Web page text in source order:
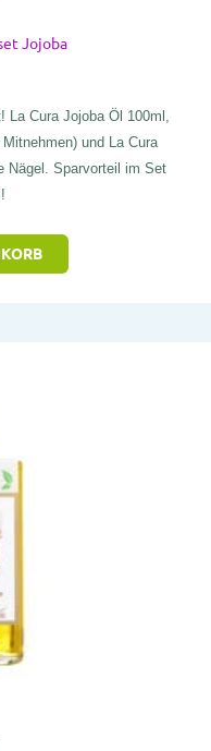
Jojoba
Cura Jojoba Öl 100ml,
und La Cura
Nägel. Sparvorteil im Set